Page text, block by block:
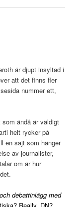
är djupt insyltad i
att det finns fler
nummer ett,
ändå är väldigt
helt rycker på
en sajt som hänger
av journalister,
om är hur
debattinlägg med